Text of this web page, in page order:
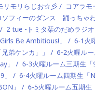
モリらじお☆彡
コアラ
ソフィーのダンス 踊っちゃ
2 tue -トミタ栞のだめラジオ
Be Ambitious!」
6-1火
弟ケンカ」」
6-2火曜ル
」
6-3火曜ルーム三期生
6-4火曜ルーム四期生「
」
6-5火曜ルーム五期生